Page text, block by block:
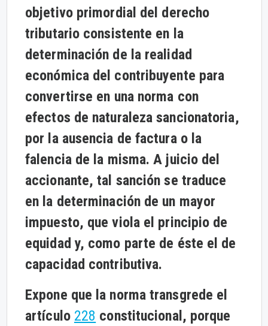
objetivo primordial del derecho
tributario consistente en la
determinación de la realidad
económica del contribuyente para
convertirse en una norma con
efectos de naturaleza sancionatoria,
por la ausencia de factura o la
falencia de la misma. A juicio del
accionante, tal sanción se traduce
en la determinación de un mayor
impuesto, que viola el principio de
equidad y, como parte de éste el de
capacidad contributiva.
Expone que la norma transgrede el
artículo 228 constitucional, porque